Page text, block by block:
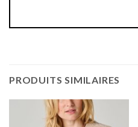
PRODUITS SIMILAIRES